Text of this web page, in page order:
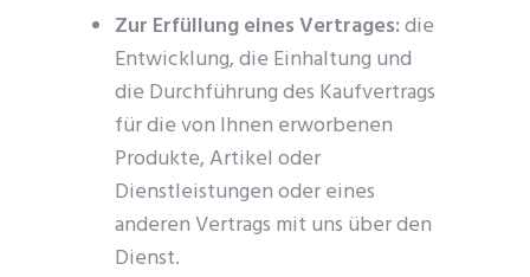
Zur Erfüllung eines Vertrages:die
Entwicklung, die Einhaltung und
die Durchführung des Kaufvertrags
für die von Ihnen erworbenen
Produkte, Artikel oder
Dienstleistungen oder eines
anderen Vertrags mit uns über den
Dienst.